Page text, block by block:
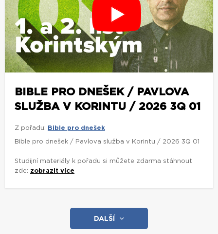
BIBLE PRO DNEŠEK / PAVLOVA
SLUŽBA V KORINTU / 2026 3Q 01
Z pořadu: Bible pro dnešek
Bible pro dnešek / Pavlova služba v Korintu / 2026 3Q 01
Studijní materiály k pořadu si můžete zdarma stáhnout
zde: zobrazit více
DALŠÍ